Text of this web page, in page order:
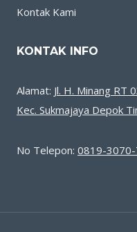
Kontak Kami
KONTAK INFO
Alamat: Jl. H. Minang RT
Kec. Sukmajaya Depok
No Telepon: 0819-